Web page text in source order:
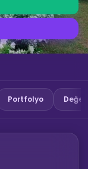
Portfolyo